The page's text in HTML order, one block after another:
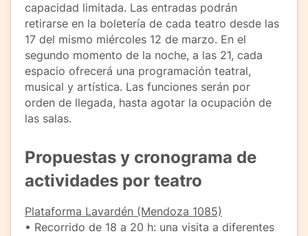
capacidad limitada. Las entradas podrán
retirarse en la boletería de cada teatro desde las
17 del mismo miércoles 12 de marzo. En el
segundo momento de la noche, a las 21, cada
espacio ofrecerá una programación teatral,
musical y artística. Las funciones serán por
orden de llegada, hasta agotar la ocupación de
las salas.
Propuestas y cronograma de
actividades por teatro
Plataforma Lavardén (Mendoza 1085)
• Recorrido de 18 a 20 h: una visita a diferentes